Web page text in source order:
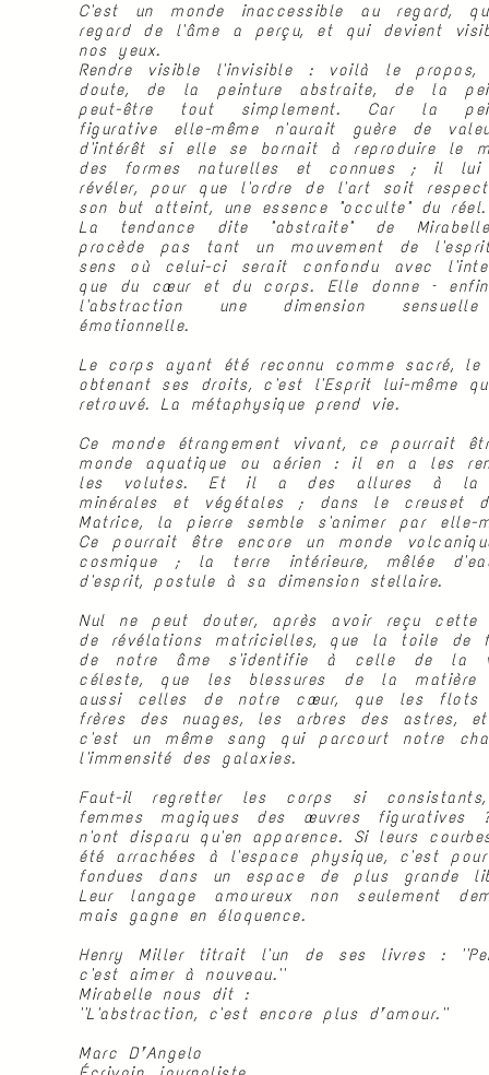
ISSUU Calameo
C'est un monde inaccessible au regard,
regard de l'âme a perçu, et qui devient
nos yeux.
Rendre visible l'invisible : voilà le propos,
doute, de la peinture abstraite, de la
peut-être tout simplement. Car la
figurative elle-même n'aurait guère de
d'intérêt si elle se bornait à reproduire le
des formes naturelles et connues ; il lui
révéler, pour que l'ordre de l'art soit
son but atteint, une essence "occulte" du réel.
La tendance dite "abstraite" de
procède pas tant un mouvement de
sens où celui-ci serait confondu avec
que du cœur et du corps. Elle donne –
l'abstraction une dimension
émotionnelle.
Le corps ayant été reconnu comme sacré, le
obtenant ses droits, c'est l'Esprit lui-même
retrouvé. La métaphysique prend vie.
Ce monde étrangement vivant, ce pourrait
monde aquatique ou aérien : il en a les
les volutes. Et il a des allures à la
minérales et végétales ; dans le creuset
Matrice, la pierre semble s'animer par elle-
Ce pourrait être encore un monde
cosmique ; la terre intérieure, mêlée
d'esprit, postule à sa dimension stellaire.
Nul ne peut douter, après avoir reçu cette
de révélations matricielles, que la toile de
de notre âme s'identifie à celle de la
céleste, que les blessures de la matière
aussi celles de notre cœur, que les flots
frères des nuages, les arbres des astres,
c'est un même sang qui parcourt notre
l'immensité des galaxies.
Faut-il regretter les corps si
femmes magiques des œuvres figuratives
n'ont disparu qu'en apparence. Si leurs
été arrachées à l'espace physique, c'est
fondues dans un espace de plus grande
Leur langage amoureux non seulement
mais gagne en éloquence.
Henry Miller titrait l'un de ses livres :
c'est aimer à nouveau.''
Mirabelle nous dit :
''L'abstraction, c'est encore plus d’amour.''
Marc D’Angelo
Contact